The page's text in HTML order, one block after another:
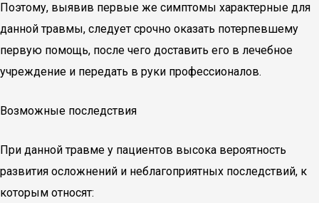
Поэтому, выявив первые же симптомы характерные для
данной травмы, следует срочно оказать потерпевшему
первую помощь, после чего доставить его в лечебное
учреждение и передать в руки профессионалов.
Возможные последствия
При данной травме у пациентов высока вероятность
развития осложнений и неблагоприятных последствий, к
которым относят: